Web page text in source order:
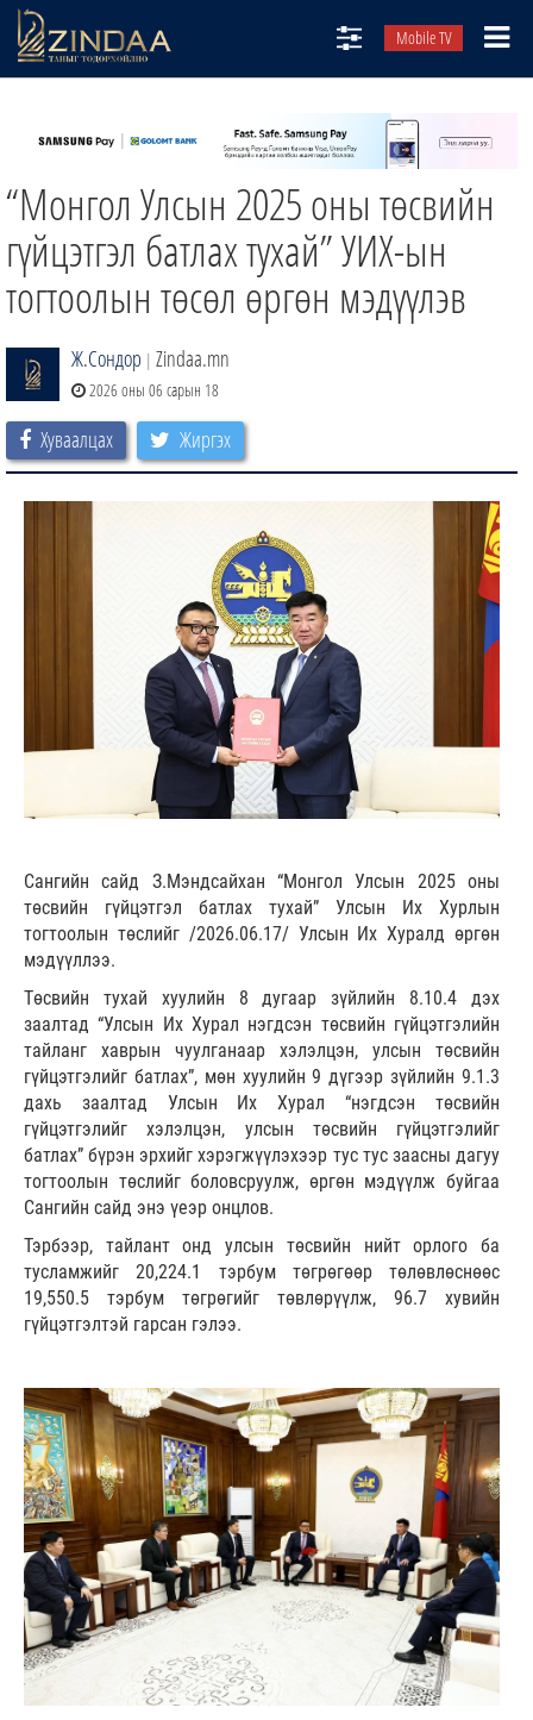
Mobile TV
ТВ8
ӨГЛӨӨНИЙ СОНИН
АУДИО ЗОХИОЛ
ЗИНДАА СЭТГҮҮЛ
“Монгол Улсын 2025 оны төсвийн
гүйцэтгэл батлах тухай” УИХ-ын
тогтоолын төсөл өргөн мэдүүлэв
Ж.Сондор | Zindaa.mn
2026 оны 06 сарын 18
Хуваалцах Жиргэх
Сангийн сайд З.Мэндсайхан “Монгол Улсын 2025 оны
төсвийн гүйцэтгэл батлах тухай” Улсын Их Хурлын
тогтоолын төслийг /2026.06.17/ Улсын Их Хуралд өргөн
мэдүүллээ.
Төсвийн тухай хуулийн 8 дугаар зүйлийн 8.10.4 дэх
заалтад “Улсын Их Хурал нэгдсэн төсвийн гүйцэтгэлийн
тайланг хаврын чуулганаар хэлэлцэн, улсын төсвийн
гүйцэтгэлийг батлах”, мөн хуулийн 9 дүгээр зүйлийн 9.1.3
дахь заалтад Улсын Их Хурал “нэгдсэн төсвийн
гүйцэтгэлийг хэлэлцэн, улсын төсвийн гүйцэтгэлийг
батлах” бүрэн эрхийг хэрэгжүүлэхээр тус тус заасны дагуу
тогтоолын төслийг боловсруулж, өргөн мэдүүлж буйгаа
Сангийн сайд энэ үеэр онцлов.
Тэрбээр, тайлант онд улсын төсвийн нийт орлого ба
тусламжийг 20,224.1 тэрбум төгрөгөөр төлөвлөснөөс
19,550.5 тэрбум төгрөгийг төвлөрүүлж, 96.7 хувийн
гүйцэтгэлтэй гарсан гэлээ.